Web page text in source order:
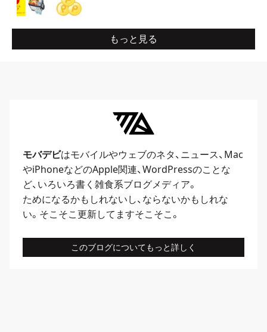
もっと見る
モバデビはモバイルやウェブのネタ、 ニュース、 Mac
やiPhoneなどのApple関連、WordPressのことな
ど、いろいろ書く雑食系ブログメディア。
ためになるかもしれないし、ならないかもしれな
い。そこそこ更新してますそこそこ。
このブログについてもっと詳しく